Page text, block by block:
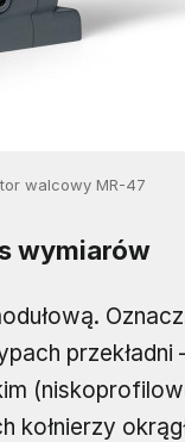
walcowy MR-47
wymiarów
przekładni